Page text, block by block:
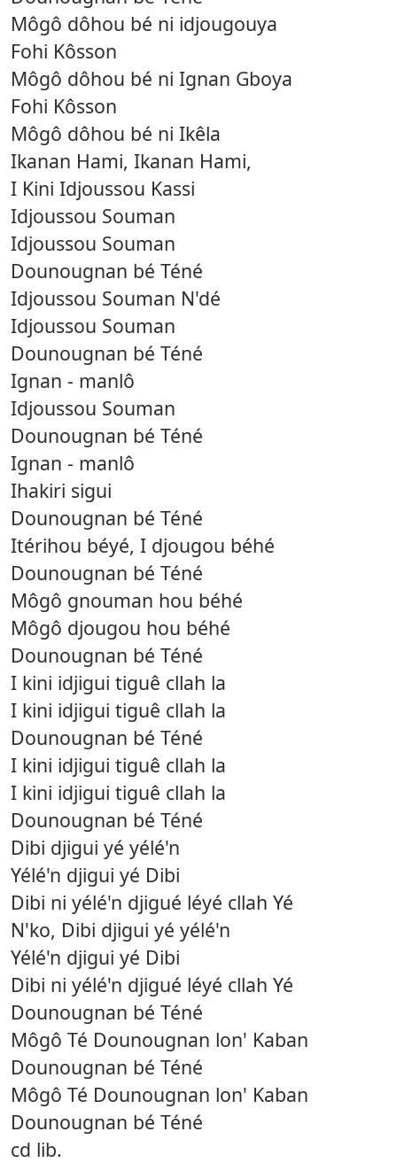
Môgô dôhou bé ni idjougouya
Fohi Kôsson
Môgô dôhou bé ni Ignan Gboya
Fohi Kôsson
Môgô dôhou bé ni Ikêla
Ikanan Hami, Ikanan Hami,
I Kini Idjoussou Kassi
Idjoussou Souman
Idjoussou Souman
Dounougnan bé Téné
Idjoussou Souman N'dé
Idjoussou Souman
Dounougnan bé Téné
Ignan - manlô
Idjoussou Souman
Dounougnan bé Téné
Ignan - manlô
Ihakiri sigui
Dounougnan bé Téné
Itérihou béyé, I djougou béhé
Dounougnan bé Téné
Môgô gnouman hou béhé
Môgô djougou hou béhé
Dounougnan bé Téné
I kini idjigui tiguê cllah la
I kini idjigui tiguê cllah la
Dounougnan bé Téné
I kini idjigui tiguê cllah la
I kini idjigui tiguê cllah la
Dounougnan bé Téné
Dibi djigui yé yélé'n
Yélé'n djigui yé Dibi
Dibi ni yélé'n djigué léyé cllah Yé
N'ko, Dibi djigui yé yélé'n
Yélé'n djigui yé Dibi
Dibi ni yélé'n djigué léyé cllah Yé
Dounougnan bé Téné
Môgô Té Dounougnan lon' Kaban
Dounougnan bé Téné
Môgô Té Dounougnan lon' Kaban
Dounougnan bé Téné
cd lib.